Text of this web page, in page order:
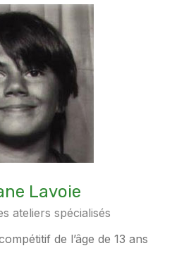
Lavoie
ateliers spécialisés
de l’âge de 13 ans